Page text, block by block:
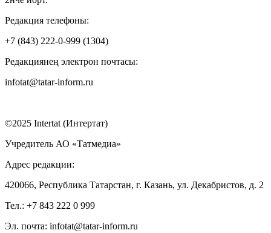
Редакция телефоны:
+7 (843) 222-0-999 (1304)
Редакциянең электрон почтасы:
infotat@tatar-inform.ru
©2025 Intertat (Интертат)
Учредитель АО «Татмедиа»
Адрес редакции:
420066, Республика Татарстан, г. Казань, ул. Декабристов, д. 2
Тел.: +7 843 222 0 999
Эл. почта: infotat@tatar-inform.ru